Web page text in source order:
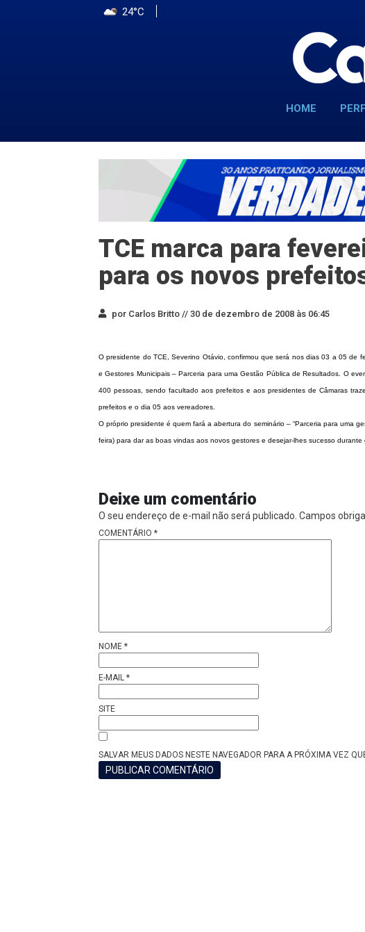
24°C
HOME
TCE marca para
para os novos
por Carlos Britto // 30 de dezembro de 2008 às 06:45
O presidente do TCE, Severino Otávio, confirmou que será nos dias 03 a 05 de
e Gestores Municipais – Parceria para uma Gestão Pública de Resultados. O
400 pessoas, sendo facultado aos prefeitos e aos presidentes de Câmaras
prefeitos e o dia 05 aos vereadores.
O próprio presidente é quem fará a abertura do seminário – “Parceria para uma
feira) para dar as boas vindas aos novos gestores e desejar-lhes sucesso
Deixe um comentário
O seu endereço de e-mail não será publicado. Campos
COMENTÁRIO *
NOME *
E-MAIL *
SITE
SALVAR MEUS DADOS NESTE NAVEGADOR PARA A PRÓXIMA VEZ